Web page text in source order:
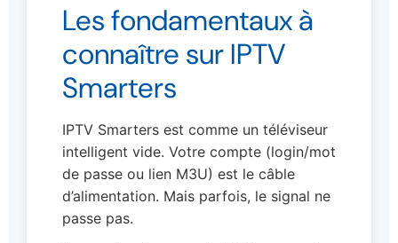
Les fondamentaux à
connaître sur IPTV
Smarters
IPTV Smarters est comme un téléviseur
intelligent vide. Votre compte (login/mot
de passe ou lien M3U) est le câble
d’alimentation. Mais parfois, le signal ne
passe pas.